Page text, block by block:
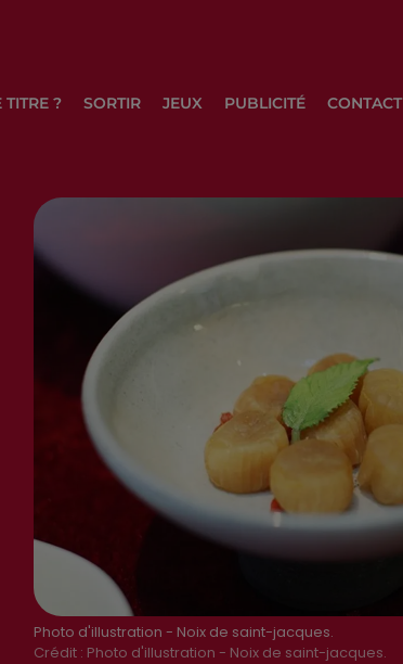
TITRE ? SORTIR JEUX PUBLICITÉ CONTACT
Photo d'illustration - Noix de saint-jacques.
Crédit : Photo d'illustration - Noix de saint-jacques.